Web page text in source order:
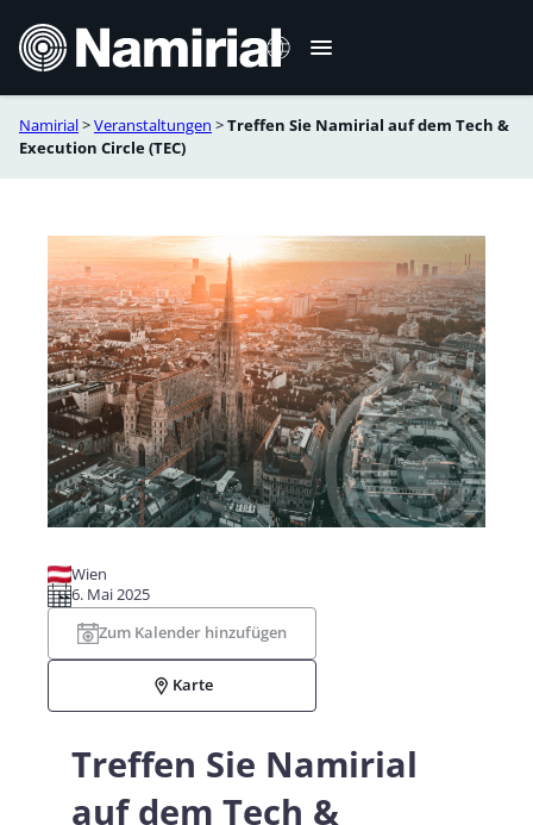
Inhalt
springen
English
Namirial>Veranstaltungen >Treffen Sie Namirial auf dem Tech &
Execution Circle (TEC)
6. Mai 2025
Wien
Zum Kalender hinzufügen
Karte
Treffen Sie Namirial
auf dem Tech &